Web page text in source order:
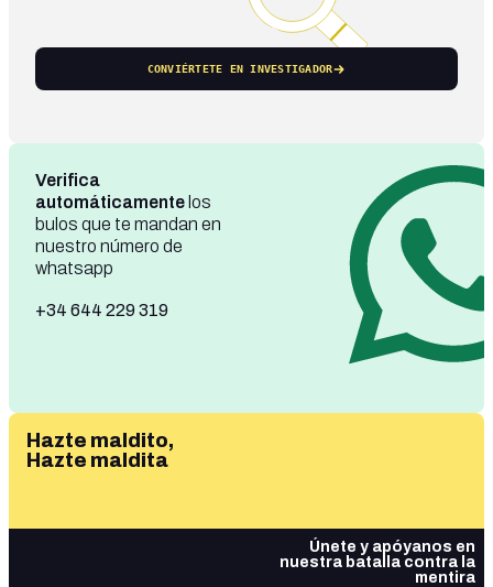
CONVIÉRTETE EN INVESTIGADOR
Verifica
automáticamente los
bulos que te mandan en
nuestro número de
whatsapp
+34 644 229 319
Hazte maldito,
Hazte maldita
Únete y apóyanos en
nuestra batalla contra la
mentira